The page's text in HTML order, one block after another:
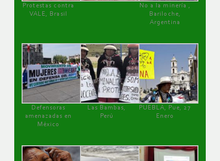
Protestas contra
VALE, Brasil
No a la minería ,
Bariloche,
Argentina
Defensoras
amenazadas en
México
Las Bambas,
Perú
PUEBLA, Pue, 27
Enero